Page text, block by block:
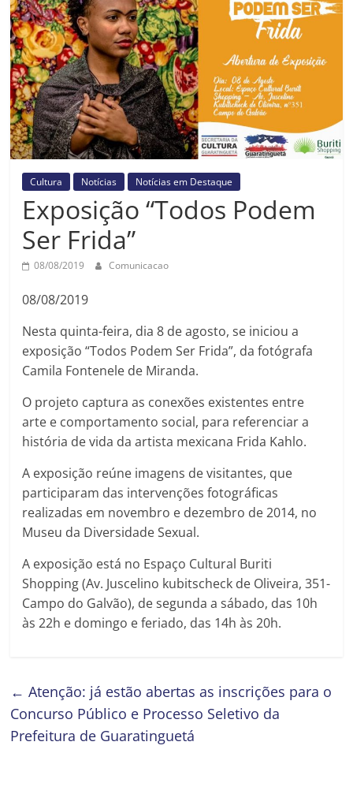
Prefeitura
Estância
Turística
Guaratinguetá
Cultura Notícias Notícias em Destaque
Exposição “Todos Podem
Ser Frida”
08/08/2019 Comunicacao
08/08/2019
Nesta quinta-feira, dia 8 de agosto, se iniciou a
exposição “Todos Podem Ser Frida”, da fotógrafa
Camila Fontenele de Miranda.
O projeto captura as conexões existentes entre
arte e comportamento social, para referenciar a
história de vida da artista mexicana Frida Kahlo.
A exposição reúne imagens de visitantes, que
participaram das intervenções fotográficas
realizadas em novembro e dezembro de 2014, no
Museu da Diversidade Sexual.
A exposição está no Espaço Cultural Buriti
Shopping (Av. Juscelino kubitscheck de Oliveira, 351-
Campo do Galvão), de segunda a sábado, das 10h
às 22h e domingo e feriado, das 14h às 20h.
← Atenção: já estão abertas as inscrições para o
Concurso Público e Processo Seletivo da
Prefeitura de Guaratinguetá